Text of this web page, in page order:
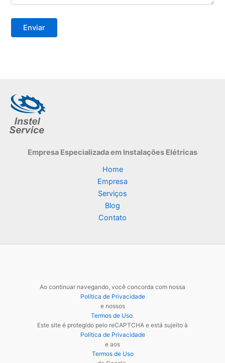
Empresa Especializadaem Instalações Elétricas
Home
Empresa
Serviços
Blog
Contato
Ao continuar navegando, você concorda com nossa
Política de Privacidade
e nossos
Termos de Uso.
Este site é protegido pelo reCAPTCHA e está sujeito à
Política de Privacidade
e aos
Termos de Uso